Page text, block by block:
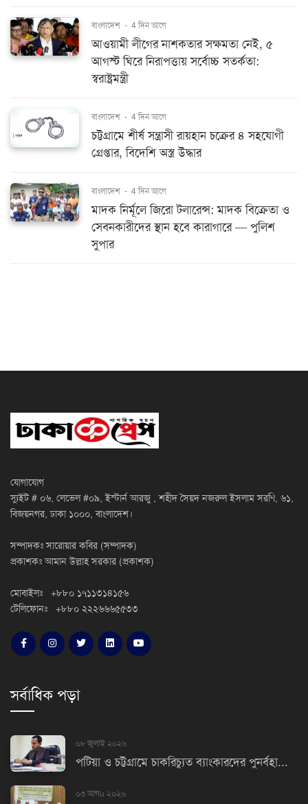
বাংলাদেশ - 4 দিন আগে
আওয়ামী লীগের নাশকতার সক্ষমতা নেই, ৫
আগস্ট ঘিরে নিরাপত্তায় সর্বোচ্চ সতর্কতা:
স্বরাষ্ট্রমন্ত্রী
বাংলাদেশ - 4 দিন আগে
চট্টগ্রামে শীর্ষ সন্ত্রাসী রায়হান চক্রের ৪ সহযোগী
গ্রেপ্তার, বিদেশি অস্ত্র উদ্ধার
বাংলাদেশ - 4 দিন আগে
মাদক নির্মূলে জিরো টলারেন্স: মাদক বিক্রেতা ও
সেবনকারীদের স্থান হবে কারাগারে — পুলিশ
সুপার
যোগাযোগ
স্যুইট # ০৬, লেভেল #০৯, ইস্টার্ন আরজু , শহীদ সৈয়দ নজরুল ইসলাম সরণি, ৬১,
বিজয়নগর, ঢাকা ১০০০, বাংলাদেশ।
সম্পাদকঃ সারোয়ার কবির (সম্পাদক)
প্রকাশকঃ আমান উল্লাহ সরকার (প্রকাশক)
মোবাইলঃ +৮৮০ ১৭১১৩১৪১৫৬
টেলিফোনঃ +৮৮০ ২২২৬৬৬৫৫৩৩
সর্বাধিক পড়া
০৮ জুলাই ২০২৬
পটিয়া ও চট্টগ্রামে চাকরিচ্যুত ব্যাংকারদের পুনর্বহা...
০৩ আগu ২০২৬